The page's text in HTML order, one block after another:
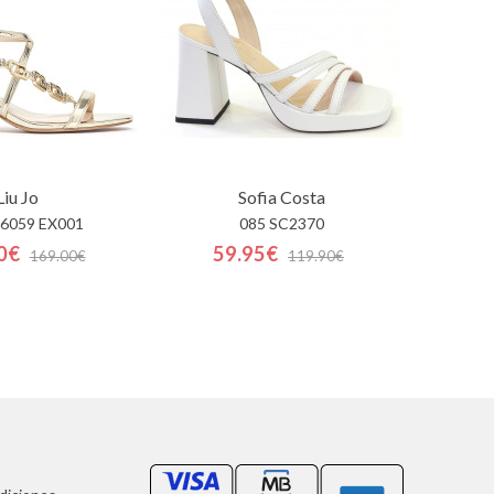
Jo
EX001
169.00€
Sofia Costa
085 SC2370
59.95€ 119.90€